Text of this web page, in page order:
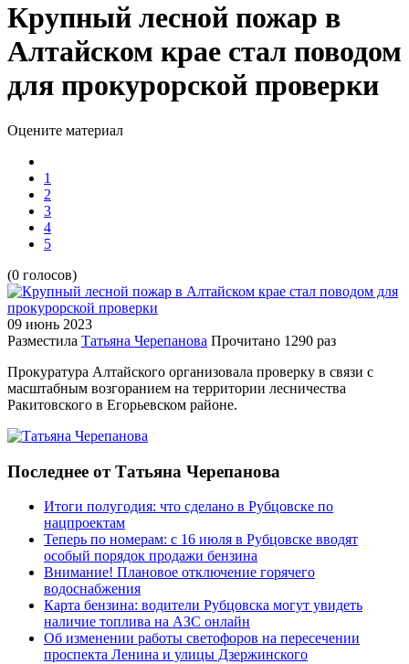
Крупный лесной пожар в
Алтайском крае стал поводом
для прокурорской проверки
Оцените материал
1
2
3
4
5
(0 голосов)
09 июнь 2023
Разместила Татьяна Черепанова Прочитано 1290 раз
Прокуратура Алтайского организовала проверку в связи с
масштабным возгоранием на территории лесничества
Ракитовского в Егорьевском районе.
Последнее от Татьяна Черепанова
Итоги полугодия: что сделано в Рубцовске по
нацпроектам
Теперь по номерам: с 16 июля в Рубцовске вводят
особый порядок продажи бензина
Внимание! Плановое отключение горячего
водоснабжения
Карта бензина: водители Рубцовска могут увидеть
наличие топлива на АЗС онлайн
Об изменении работы светофоров на пересечении
проспекта Ленина и улицы Дзержинского